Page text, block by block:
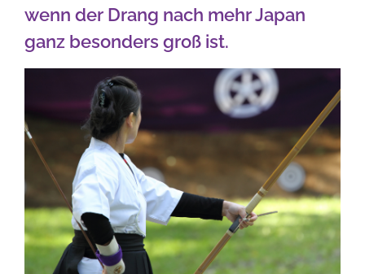
wenn der Drang nach mehr Japan
ganz besonders groß ist.